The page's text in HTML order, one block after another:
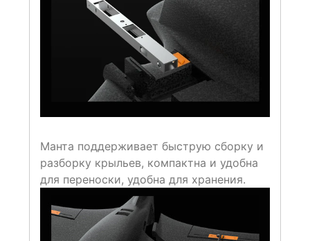
Манта поддерживает быструю сборку и
разборку крыльев, компактна и удобна
для переноски, удобна для хранения.